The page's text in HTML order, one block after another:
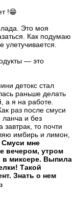
!😁
Это моя
Как подумаю
— это
детокс стал
раньше делать
а я на работе.
раз после смуси
ланча и без
завтрак, то почти
имбирь и лимон,
Смуси мне
вечером, утром
в миксере. Выпила
Такой
Знать о нем